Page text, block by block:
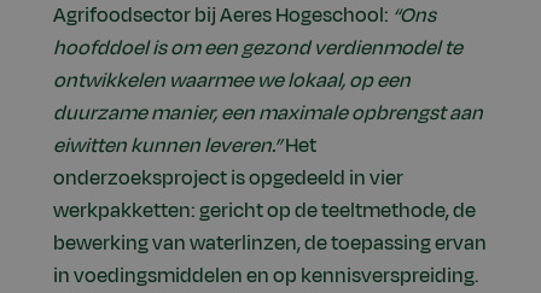
Agrifoodsector bij Aeres Hogeschool: “Ons
hoofddoel is om een gezond verdienmodel te
ontwikkelen waarmee we lokaal, op een
duurzame manier, een maximale opbrengst aan
eiwitten kunnen leveren.”Het
onderzoeksproject is opgedeeld in vier
werkpakketten: gericht op de teeltmethode, de
bewerking van waterlinzen, de toepassing ervan
in voedingsmiddelen en op kennisverspreiding.